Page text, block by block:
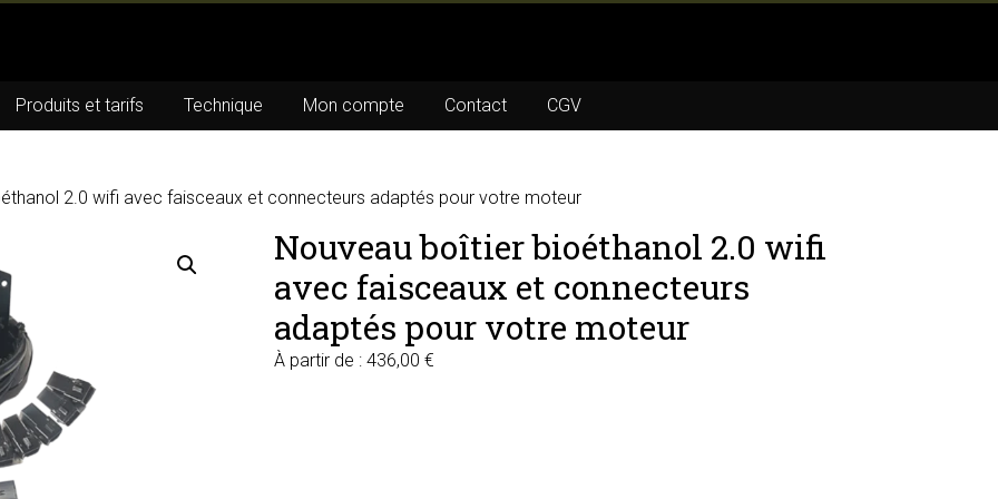
Produits et tarifs Technique Mon compte Contact CGV
2.0 wifi avec faisceaux et connecteurs adaptés pour votre moteur
Nouveau boîtier bioéthanol 2.0 wifi
avec faisceaux et connecteurs
adaptés pour votre moteur
À partir de : 436,00 €